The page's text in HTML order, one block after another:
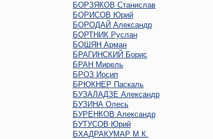
БОРЗЯКОВ Станислав
БОРИСОВ Юрий
БОРОДАЙ Александр
БОРТНИК Руслан
БОШЯН Арман
БРАГИНСКИЙ Борис
БРАН Мирель
БРОЗ Иосип
БРЮКНЕР Паскаль
БУЗАЛАДЗЕ Александр
БУЗИНА Олесь
БУРЕНКОВ Александр
БУТУСОВ Юрий
БХАДРАКУМАР М.К.